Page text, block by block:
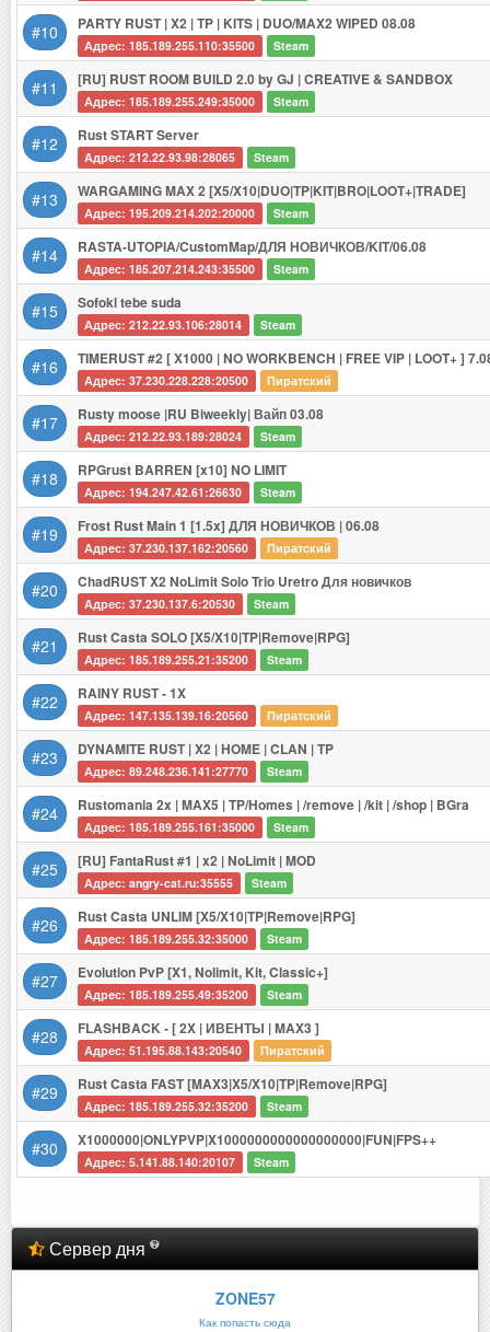
#10 PARTY RUST | X2 | TP | KITS | DUO/MAX2 WIPED 08.08
Адрес: 185.189.255.110:35500 Steam
#11 [RU] RUST ROOM BUILD 2.0 by GJ | CREATIVE & SANDBOX
Адрес: 185.189.255.249:35000 Steam
#12 Rust START Server
Адрес: 212.22.93.98:28065 Steam
#13 WARGAMING MAX 2 [X5/X10|DUO|TP|KIT|BRO|LOOT+|TRADE]
Адрес: 195.209.214.202:20000 Steam
#14 RASTA-UTOPIA/CustomMap/ДЛЯ НОВИЧКОВ/KIT/06.08
Адрес: 185.207.214.243:35500 Steam
#15 Sofokl tebe suda
Адрес: 212.22.93.106:28014 Steam
#16 TIMERUST #2 [ X1000 | NO WORKBENCH | FREE VIP | LOOT+ ]
Адрес: 37.230.228.228:20500 Пиратский
#17 Rusty moose |RU Biweekly| Вайп 03.08
Адрес: 212.22.93.189:28024 Steam
#18 RPGrust BARREN [x10] NO LIMIT
Адрес: 194.247.42.61:26630 Steam
#19 Frost Rust Main 1 [1.5x] ДЛЯ НОВИЧКОВ | 06.08
Адрес: 37.230.137.162:20560 Пиратский
#20 ChadRUST X2 NoLimit Solo Trio Uretro Для новичков
Адрес: 37.230.137.6:20530 Steam
#21 Rust Casta SOLO [X5/X10|TP|Remove|RPG]
Адрес: 185.189.255.21:35200 Steam
#22 RAINY RUST - 1X
Адрес: 147.135.139.16:20560 Пиратский
#23 DYNAMITE RUST | X2 | HOME | CLAN | TP
Адрес: 89.248.236.141:27770 Steam
#24 Rustomania 2x | MAX5 | TP/Homes | /remove | /kit | /shop | BGra
Адрес: 185.189.255.161:35000 Steam
#25 [RU] FantaRust #1 | x2 | NoLimit | MOD
Адрес: angry-cat.ru:35555 Steam
#26 Rust Casta UNLIM [X5/X10|TP|Remove|RPG]
Адрес: 185.189.255.32:35000 Steam
#27 Evolution PvP [X1, Nolimit, Kit, Classic+]
Адрес: 185.189.255.49:35200 Steam
#28 FLASHBACK - [ 2X | ИВЕНТЫ | MAX3 ]
Адрес: 51.195.88.143:20540 Пиратский
#29 Rust Casta FAST [MAX3|X5/X10|TP|Remove|RPG]
Адрес: 185.189.255.32:35200 Steam
#30 X1000000|ONLYPVP|X1000000000000000000|FUN|FPS++
Адрес: 5.141.88.140:20107 Steam
Сервер дня
ZONE57
Как попасть сюда